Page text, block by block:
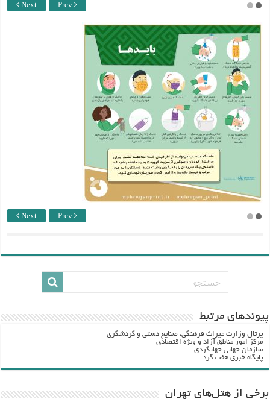
Next Prev
Next Prev
پيوندهاي مرتبط
پرتال وزارت ميراث فرهنگي، صنایع دستی و گردشگري
مرکز امور مناطق آزاد و ویژه اقتصادی
سازمان جهانی جهانگردی
پایگاه خبری هفت گرد
برخی از هتل‌های تهران